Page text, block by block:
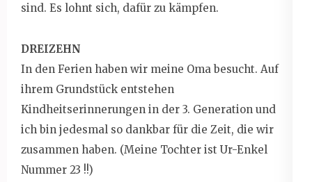
sind. Es lohnt sich, dafür zu kämpfen.
DREIZEHN
In den Ferien haben wir meine Oma besucht. Auf
ihrem Grundstück entstehen
Kindheitserinnerungen in der 3. Generation und
ich bin jedesmal so dankbar für die Zeit, die wir
zusammen haben. (Meine Tochter ist Ur-Enkel
Nummer 23 !!)